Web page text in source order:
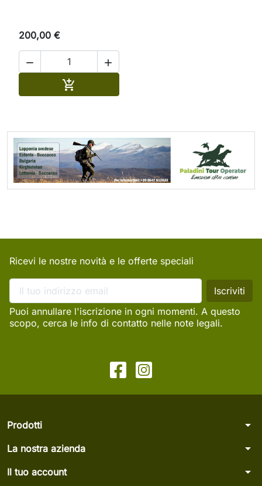
200,00 €
 

Ricevi le nostre novità e le offerte speciali
Puoi annullare l'iscrizione in ogni momenti. A questo
scopo, cerca le info di contatto nelle note legali.
Prodotti arrow_drop_down
La nostra azienda arrow_drop_down
Il tuo account arrow_drop_down